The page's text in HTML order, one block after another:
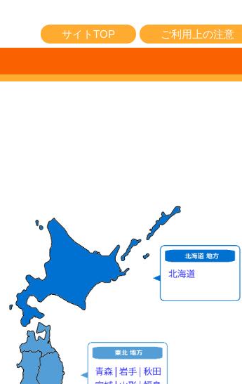
サイトTOP ご利用上の注意